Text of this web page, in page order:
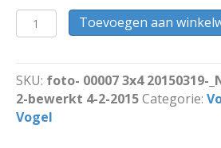
Velduil
kijkt
en
kijkt
recht
in
Toevoegen aan
SKU: foto- 00007 3x4 20150319-
2-bewerkt 4-2-2015Categorie:
Vogel